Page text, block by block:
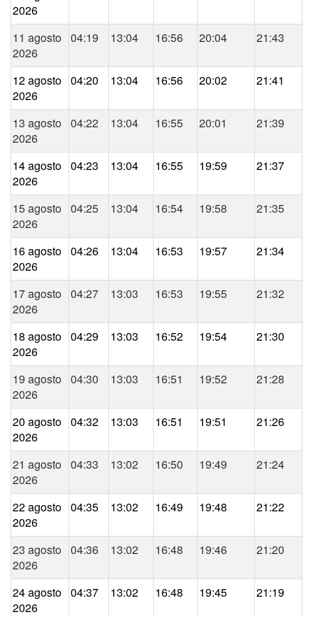
2026
11 agosto
2026
04:19 13:04 16:56 20:04 21:43
12 agosto
2026
04:20 13:04 16:56 20:02 21:41
13 agosto
2026
04:22 13:04 16:55 20:01 21:39
14 agosto
2026
04:23 13:04 16:55 19:59 21:37
15 agosto
2026
04:25 13:04 16:54 19:58 21:35
16 agosto
2026
04:26 13:04 16:53 19:57 21:34
17 agosto
2026
04:27 13:03 16:53 19:55 21:32
18 agosto
2026
04:29 13:03 16:52 19:54 21:30
19 agosto
2026
04:30 13:03 16:51 19:52 21:28
20 agosto
2026
04:32 13:03 16:51 19:51 21:26
21 agosto
2026
04:33 13:02 16:50 19:49 21:24
22 agosto
2026
04:35 13:02 16:49 19:48 21:22
23 agosto
2026
04:36 13:02 16:48 19:46 21:20
24 agosto
2026
04:37 13:02 16:48 19:45 21:19